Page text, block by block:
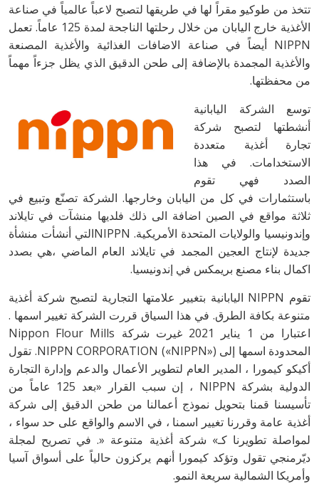
تتخذ من طوكيو مقراً لها في طريقها لتصبح لاعباً عالمياً في صناعة
الأغذية خارج اليابان من خلال رحلتها الناجحة لمدة 125 عاماً. تعمل
NIPPN أيضاً في صناعة الاضافات الغذائية والأغذية المصنعة
والأغذية المجمدة بالإضافة إلى طحن الدقيق الذي يظل جزءاً مهماً
من محفظتها.
توسع الشركة اليابانية
أنشطتها لتصبح شركة
تجارة أغذية متعددة
الاستخدامات. في هذا
الصدد فهي تقوم
باستثمارات في كل من اليابان وخارجها. الشركة تصنّع وتبيع في
ثلاثة مواقع في الصين اضافة الى ذلك فلديها منشآت في تايلاند
وإندونيسيا والولايات المتحدة الأمريكية. NIPPNالتي أنشأت منشأة
جديدة لإنتاج العجين المجمد في تايلاند العام الماضي ،هي بصدد
اكمال بناء مصنع بريمكس في إندونيسيا.
تقوم NIPPN اليابانية بتغيير علامتها التجارية لتصبح شركة أغذية
متنوعة بكافة الطرق. في هذا السياق قررت الشركة تغيير اسمها .
اعتبارا من 1 يناير 2021 غيرت شركة Nippon Flour Mills
المحدودة اسمها إلى NIPPN CORPORATION («NIPPN»). تقول
أكيكو كيمورا ، المدير العام لتطوير الأعمال والدعم وإدارة التجارة
الدولية بشركة NIPPN ، إن سبب القرار «بعد 125 عاماً من
تأسيسنا قمنا بتحويل نموذج أعمالنا من طحن الدقيق إلى شركة
أغذية عامة وقررنا تغيير اسمنا ، في الاسم والواقع على حد سواء ،
لمواصلة تطويرنا كـ» شركة أغذية متنوعة «. في تصريح لمجلة
ديّرمنجي تقول وتؤكد كيمورا أنهم يركزون حالياً على أسواق آسيا
وأمريكا الشمالية سريعة النمو.